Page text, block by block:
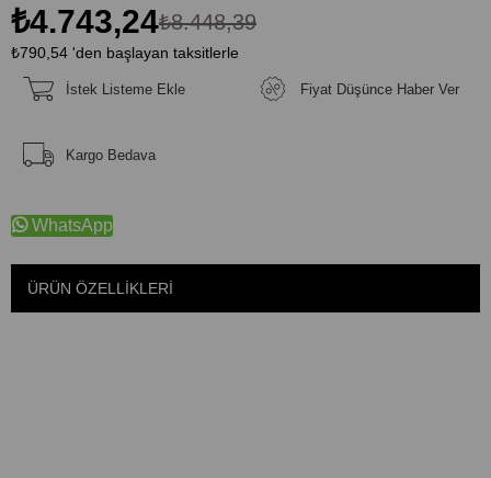
₺8.448,39
₺4.743,24
₺790,54 'den başlayan taksitlerle
İstek Listeme Ekle Fiyat Düşünce Haber Ver
Kargo Bedava
WhatsApp
ÜRÜN ÖZELLIKLERI